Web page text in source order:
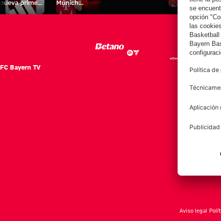
nueva primera
equipación
Múnich
Tarjetas de
personal para
FC Bayern TV
FC
Equipo
Afición
Aviso legal